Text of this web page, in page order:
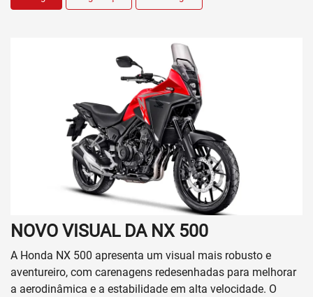
NOVO VISUAL DA NX 500
A Honda NX 500 apresenta um visual mais robusto e
aventureiro, com carenagens redesenhadas para melhorar
a aerodinâmica e a estabilidade em alta velocidade. O